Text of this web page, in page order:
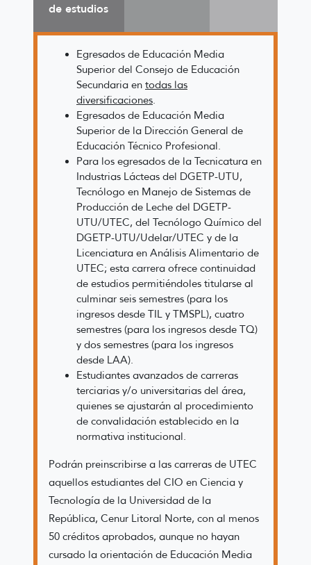
de estudios
Egresados de Educación Media
Superior del Consejo de Educación
Secundaria en todas las
diversificaciones.
Egresados de Educación Media
Superior de la Dirección General de
Educación Técnico Profesional.
Para los egresados de la Tecnicatura en
Industrias Lácteas del DGETP-UTU,
Tecnólogo en Manejo de Sistemas de
Producción de Leche del DGETP-
UTU/UTEC, del Tecnólogo Químico del
DGETP-UTU/Udelar/UTEC y de la
Licenciatura en Análisis Alimentario de
UTEC; esta carrera ofrece continuidad
de estudios permitiéndoles titularse al
culminar seis semestres (para los
ingresos desde TIL y TMSPL), cuatro
semestres (para los ingresos desde TQ)
y dos semestres (para los ingresos
desde LAA).
Estudiantes avanzados de carreras
terciarias y/o universitarias del área,
quienes se ajustarán al procedimiento
de convalidación establecido en la
normativa institucional.
Podrán preinscribirse a las carreras de UTEC
aquellos estudiantes del CIO en Ciencia y
Tecnología de la Universidad de la
República, Cenur Litoral Norte, con al menos
50 créditos aprobados, aunque no hayan
cursado la orientación de Educación Media